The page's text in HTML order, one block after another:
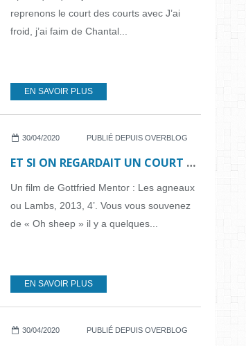
reprenons le court des courts avec J’ai
froid, j’ai faim de Chantal...
EN SAVOIR PLUS
30/04/2020 PUBLIÉ DEPUIS OVERBLOG
ET SI ON REGARDAIT UN COURT MÉTRAGE... N°44
Un film de Gottfried Mentor : Les agneaux
ou Lambs, 2013, 4’. Vous vous souvenez
de « Oh sheep » il y a quelques...
EN SAVOIR PLUS
30/04/2020 PUBLIÉ DEPUIS OVERBLOG